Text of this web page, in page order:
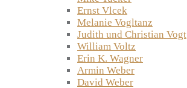
Ernst Vlcek
Melanie Vogltanz
Judith und Christian Vogt
William Voltz
Erin K. Wagner
Armin Weber
David Weber